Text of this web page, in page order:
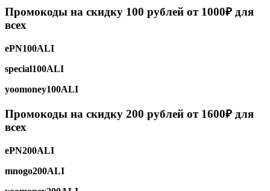
Промокоды на скидку 100 рублей от 1000₽ для
всех
ePN100ALI
special100ALI
yoomoney100ALI
Промокоды на скидку 200 рублей от 1600₽ для
всех
ePN200ALI
mnogo200ALI